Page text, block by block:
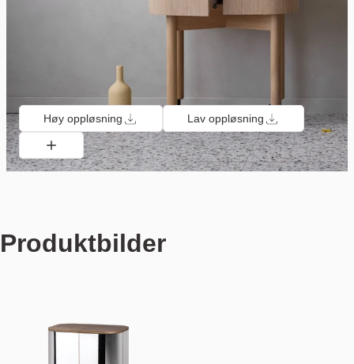
Høy oppløsning Lav oppløsning
Produktbilder